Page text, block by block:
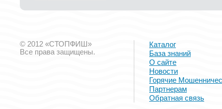
© 2012 «СТОПФИШ»
Все права защищены.
Каталог
База знаний
О сайте
Новости
Горячие
Партнерам
Обратная связь